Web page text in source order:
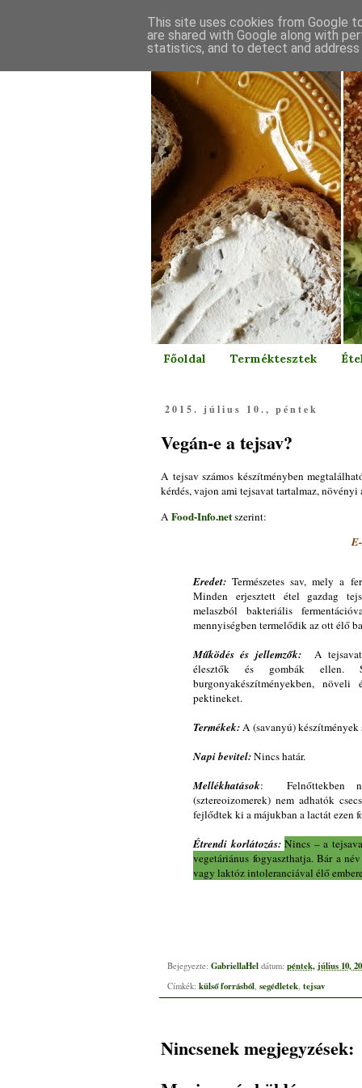
Főoldal Terméktesztek
2015. július 10., péntek
Vegán-e a tejsav?
A tejsav számos készítményben
kérdés, vajon ami tejsavat tartalmaz, növényi
A Food-Info.netszerint:
E-
Eredet: Természetes sav, mely a
Minden erjesztett étel gazdag
melaszból bakteriális
mennyiségben termelődik az ott élő
Működés és jellemzők:A tejsavat
élesztők és gombák ellen.
burgonyakészítményekben,
pektineket.
Termékek:A (savanyú) készítmények
Napi bevitel:Nincs határ.
Mellékhatások: Felnőttekben
(sztereoizomerek) nem adhatók
fejlődtek ki a májukban a lactát ezen
Étrendi korlátozás: Nincs – a
vegetáriánus fogyaszthatja. Bár a
vagy laktóz intoleranciával élő
Bejegyezte: GabriellaHel dátum: péntek, július 10,
Címkék: külső forrásból segédletek tejsav
Nincsenek megjegyzések:
This site uses cookies from Google
are shared with Google along with
statistics, and to detect and address